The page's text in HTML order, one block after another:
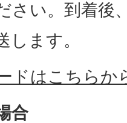
さい。到着後
します。
ドはこちらか
合